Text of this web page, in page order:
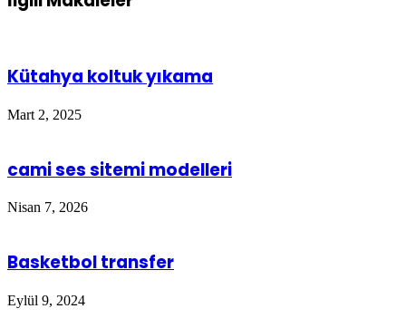
Kütahya koltuk yıkama
Mart 2, 2025
cami ses sitemi modelleri
Nisan 7, 2026
Basketbol transfer
Eylül 9, 2024